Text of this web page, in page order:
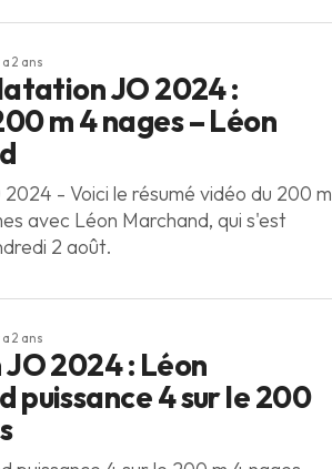
a 2 ans
JO 2024 :
m 4 nages – Léon
2024 - Voici le résumé vidéo du 200 m
avec Léon Marchand, qui s'est
2 août.
a 2 ans
2024 : Léon
puissance 4 sur le 200